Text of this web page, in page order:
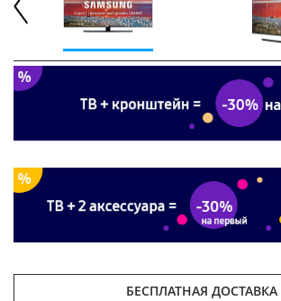
БЕСПЛАТНАЯ ДОСТАВКА